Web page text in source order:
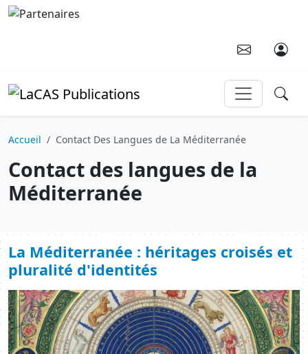
Aller au contenu principal
Accueil Contact Des Langues de La Méditerranée
Contact des langues de la
Méditerranée
La Méditerranée : héritages croisés et
pluralité d'identités
Image